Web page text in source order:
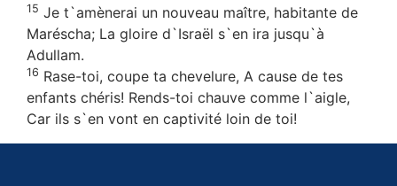
15 Je t`amènerai un nouveau maître, habitante de
Maréscha; La gloire d`Israël s`en ira jusqu`à
Adullam.
16 Rase-toi, coupe ta chevelure, A cause de tes
enfants chéris! Rends-toi chauve comme l`aigle,
Car ils s`en vont en captivité loin de toi!